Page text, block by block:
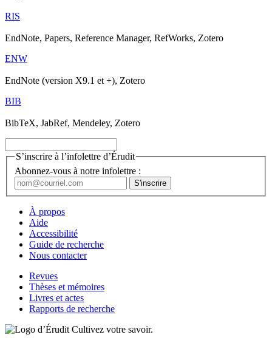
RIS
EndNote, Papers, Reference Manager, RefWorks, Zotero
ENW
EndNote (version X9.1 et +), Zotero
BIB
BibTeX, JabRef, Mendeley, Zotero
S’inscrire à l’infolettre d’Érudit
Abonnez-vous à notre infolettre :
À propos
Aide
Accessibilité
Guide de recherche
Nous contacter
Revues
Thèses et mémoires
Livres et actes
Rapports de recherche
Cultivez votre savoir.